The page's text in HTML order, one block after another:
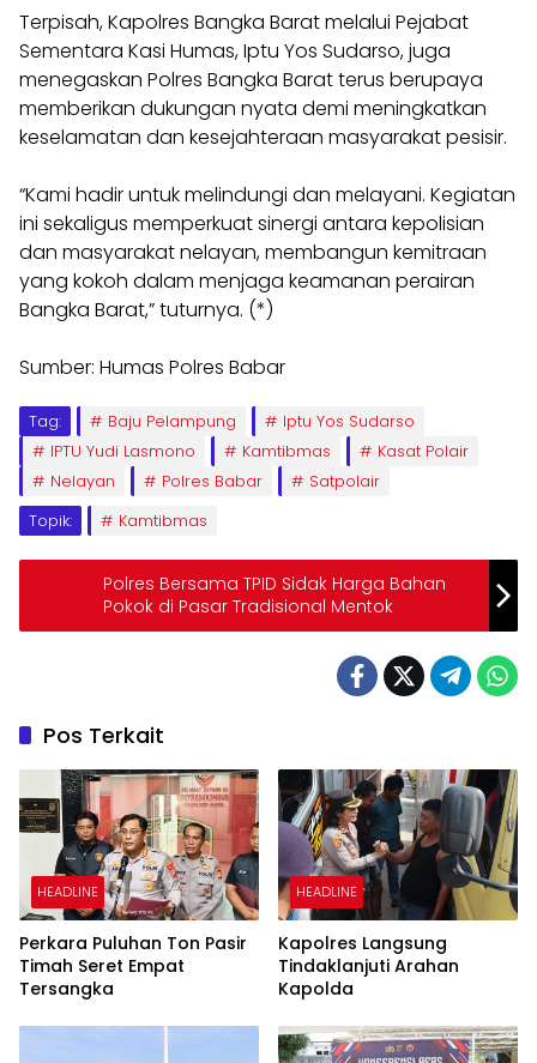
Terpisah, Kapolres Bangka Barat melalui Pejabat
Sementara Kasi Humas, Iptu Yos Sudarso, juga
menegaskan Polres Bangka Barat terus berupaya
memberikan dukungan nyata demi meningkatkan
keselamatan dan kesejahteraan masyarakat pesisir.
“Kami hadir untuk melindungi dan melayani. Kegiatan
ini sekaligus memperkuat sinergi antara kepolisian
dan masyarakat nelayan, membangun kemitraan
yang kokoh dalam menjaga keamanan perairan
Bangka Barat,” tuturnya. (*)
Sumber: Humas Polres Babar
Tag: Baju Pelampung
Iptu Yos Sudarso
IPTU Yudi Lasmono
Kamtibmas
Kasat Polair
Nelayan
Polres Babar
Satpolair
Topik:
Kamtibmas
Polres Bersama TPID Sidak Harga Bahan
Pokok di Pasar Tradisional Mentok
Pos Terkait
HEADLINE
Perkara Puluhan Ton Pasir
Timah Seret Empat
Tersangka
HEADLINE
Kapolres Langsung
Tindaklanjuti Arahan
Kapolda